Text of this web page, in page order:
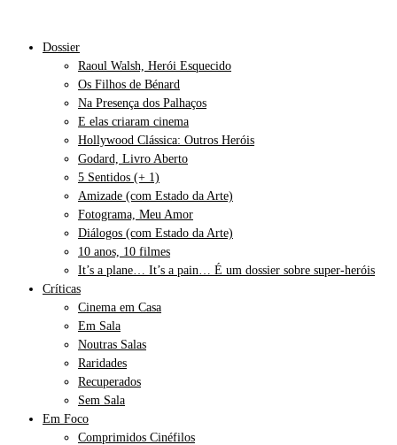
Dossier
Raoul Walsh, Herói Esquecido
Os Filhos de Bénard
Na Presença dos Palhaços
E elas criaram cinema
Hollywood Clássica: Outros Heróis
Godard, Livro Aberto
5 Sentidos (+ 1)
Amizade (com Estado da Arte)
Fotograma, Meu Amor
Diálogos (com Estado da Arte)
10 anos, 10 filmes
It’s a plane… It’s a pain… É um dossier sobre super-heróis
Críticas
Cinema em Casa
Em Sala
Noutras Salas
Raridades
Recuperados
Sem Sala
Em Foco
Comprimidos Cinéfilos